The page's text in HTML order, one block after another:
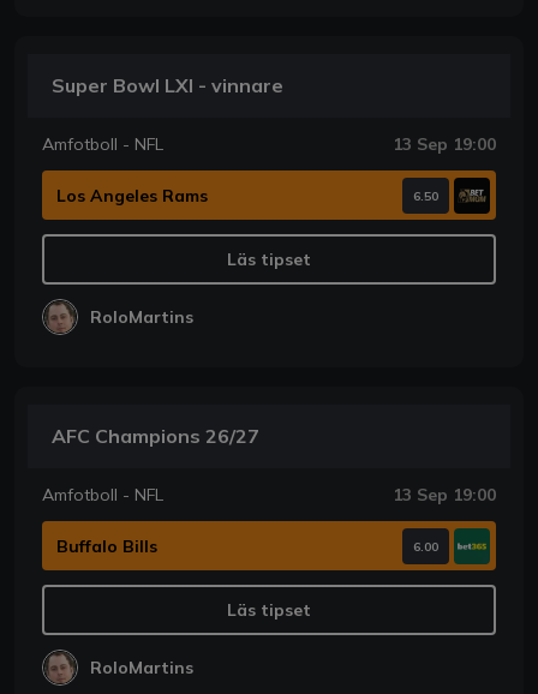
Super Bowl LXI - vinnare
Amfotboll - NFL 13 Sep 19:00
Los Angeles Rams 6.50
Läs tipset
RoloMartins
AFC Champions 26/27
Amfotboll - NFL 13 Sep 19:00
Buffalo Bills 6.00
Läs tipset
RoloMartins